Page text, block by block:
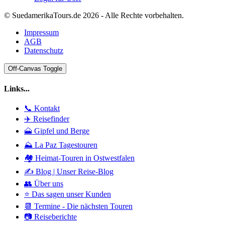
© SuedamerikaTours.de 2026 - Alle Rechte vorbehalten.
Impressum
AGB
Datenschutz
Off-Canvas Toggle
Links...
📞 Kontakt
✈️ Reisefinder
🗻 Gipfel und Berge
⛰️ La Paz Tagestouren
🏘️ Heimat-Touren in Ostwestfalen
✍️ Blog | Unser Reise-Blog
👥 Über uns
⭐ Das sagen unser Kunden
📆 Termine - Die nächsten Touren
📷 Reiseberichte